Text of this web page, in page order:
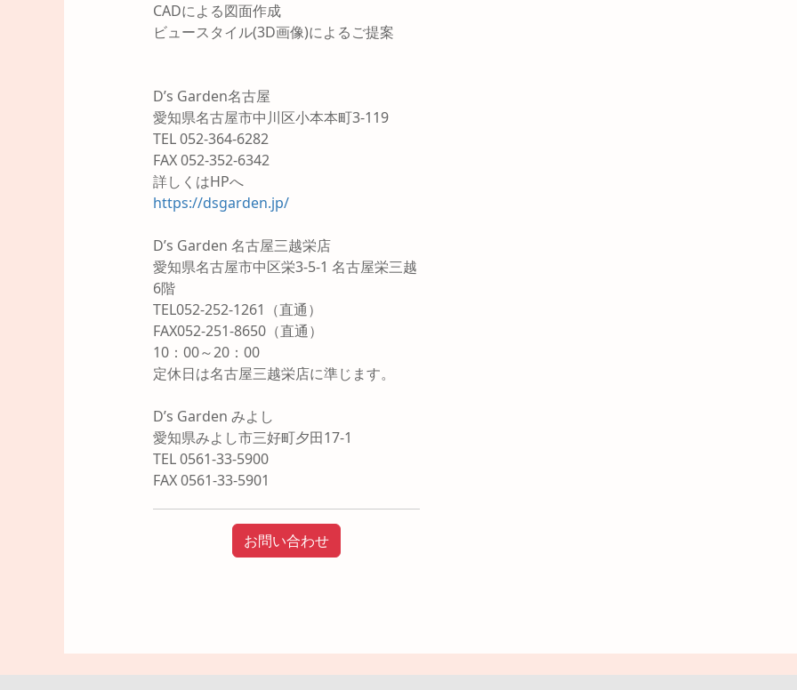
CADによる図面作成
ビュースタイル(3D画像)によるご提案
D’s Garden名古屋
愛知県名古屋市中川区小本本町3-119
TEL 052-364-6282
FAX 052-352-6342
詳しくはHPへ
https://dsgarden.jp/
D’s Garden 名古屋三越栄店
愛知県名古屋市中区栄3-5-1 名古屋栄三越
6階
TEL052-252-1261（直通）
FAX052-251-8650（直通）
10：00～20：00
定休日は名古屋三越栄店に準じます。
D’s Garden みよし
愛知県みよし市三好町夕田17-1
TEL 0561-33-5900
FAX 0561-33-5901
お問い合わせ